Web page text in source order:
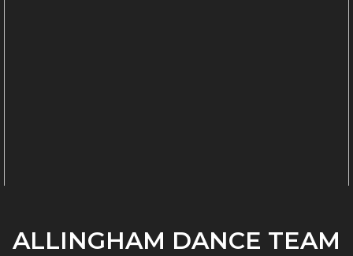
ALLINGHAM DANCE TEAM